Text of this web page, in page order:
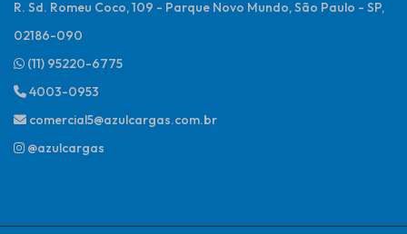
R. Sd. Romeu Coco, 109 - Parque Novo Mundo, São Paulo - SP,
02186-090
(11) 95220-6775
4003-0953
comercial5@azulcargas.com.br
@azulcargas